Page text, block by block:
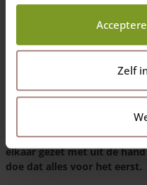
wij wel mogen
Zelf
een paar weken geleden
stukken waren gezaagd. Ik
werkend imitatie kerkorgel
kasten met de register
selecteren. Ik ben geen
begonnen, dus ik heb geen
elkaar gezet met uit de
doe dat alles voor het eerst.